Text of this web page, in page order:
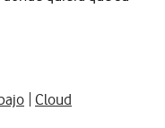
Cloud